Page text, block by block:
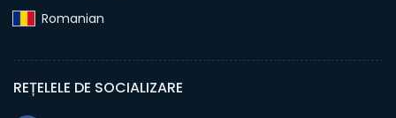
Romanian‎
REȚELELE DE SOCIALIZARE